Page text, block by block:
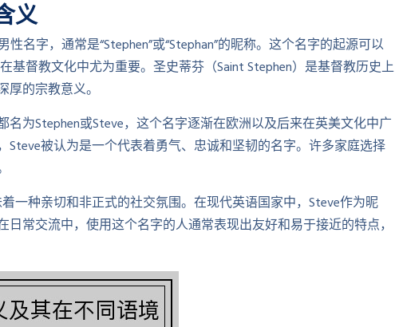
义
名字，通常是“Stephen”或“Stephan”的昵称。这个名字的起源可以
基督教文化中尤为重要。圣史蒂芬（Saint Stephen）是基督教历史上
的宗教意义。
为Stephen或Steve，这个名字逐渐在欧洲以及后来在英美文化中广
Steve被认为是一个代表着勇气、忠诚和坚韧的名字。许多家庭选择
一种亲切和非正式的社交氛围。在现代英语国家中，Steve作为昵
常交流中，使用这个名字的人通常表现出友好和易于接近的特点，